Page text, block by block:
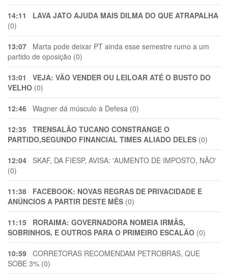
14:11
LAVA JATO AJUDA MAIS DILMA DO QUE ATRAPALHA
(0)
13:07 Marta pode deixar PT ainda esse semestre rumo a um
partido de oposição (0)
13:01
VEJA: VÃO VENDER OU LEILOAR ATÉ O BUSTO DO
VELHO (0)
12:46 Wagner dá músculo à Defesa (0)
12:35 TRENSALÃO TUCANO CONSTRANGE O
PARTIDO,SEGUNDO FINANCIAL TIMES ALIADO DELES (0)
12:04 SKAF, DA FIESP, AVISA: 'AUMENTO DE IMPOSTO, NÃO'
(0)
11:38
FACEBOOK: NOVAS REGRAS DE PRIVACIDADE E
ANÚNCIOS A PARTIR DESTE MÊS (0)
11:15
RORAIMA: GOVERNADORA NOMEIA IRMÃS,
SOBRINHOS, E OUTROS PARA O PRIMEIRO ESCALÃO (0)
10:59 CORRETORAS RECOMENDAM PETROBRAS, QUE
SOBE 3% (0)